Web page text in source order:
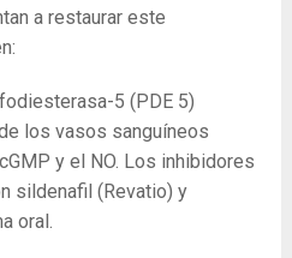
a restaurar este
5 (PDE 5)
los vasos sanguíneos
y el NO. Los inhibidores
sildenafil (Revatio) y
oral.